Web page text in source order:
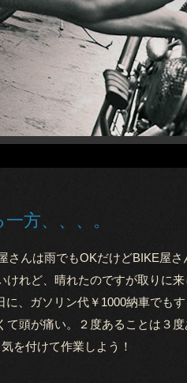
方、、、。
さんは雨でもOKだけどBIKE屋さ
れど、晴れたのですが取りに来
、ガソリン代￥1000納車でもす
て頭が痛い。２度あることは３度
気を付けて作業しよう！